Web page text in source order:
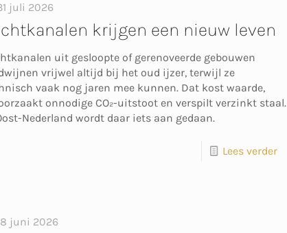
juli 2026
krijgen een nieuw leven
uit gesloopte of gerenoveerde gebouwen
vrijwel altijd bij het oud ijzer, terwijl ze
vaak nog jaren mee kunnen. Dat kost waarde,
onnodige CO₂-uitstoot en verspilt verzinkt staal.
Nederland wordt daar iets aan gedaan.
Lees verder
juni 2026